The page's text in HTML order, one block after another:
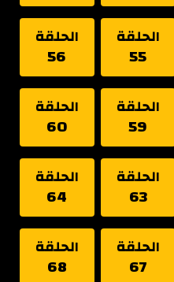
الحلقة
55
الحلقة
56
الحلقة
59
الحلقة
60
الحلقة
63
الحلقة
64
الحلقة
67
الحلقة
68